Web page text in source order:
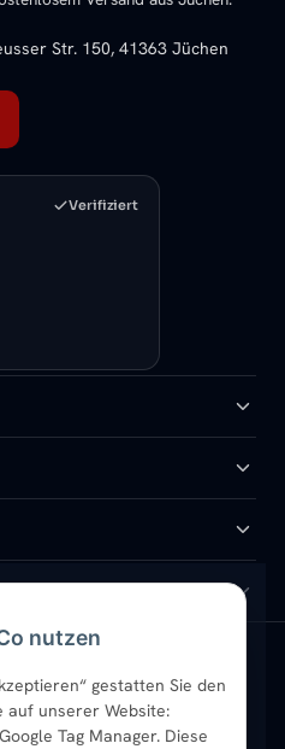
nutzen
gestatten Sie den
auf unserer Website:
Tag Manager. Diese
Str. 150, 41363 Jüchen
Verifiziert
Handtuchheizkörper
Vertikal-Heizkörper